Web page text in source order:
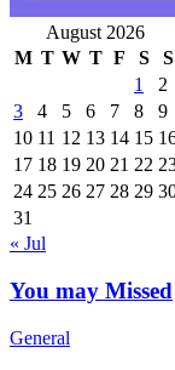
August 2026
M T W T F S
S
1
2
3
4 5 6 7 8
9
10 11 12 13 14 15
17 18 19 20 21 22
24 25 26 27 28 29
31
« Jul
You may Missed
General